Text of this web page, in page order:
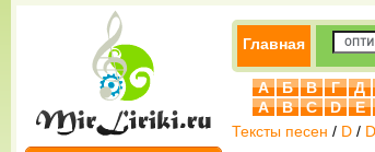
Главная
А Б В Г Д
A
B C D E
Тексты песен / D /